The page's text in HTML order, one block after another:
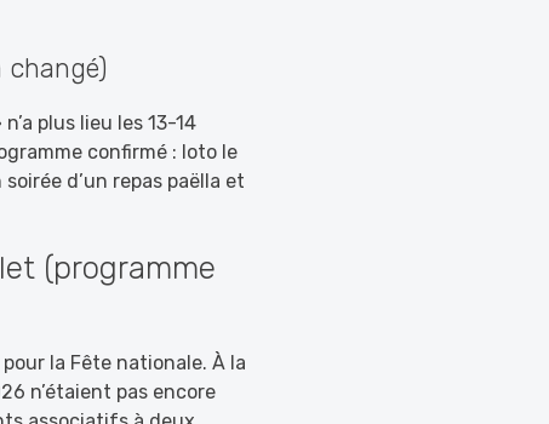
changé)
plus lieu les 13-14
confirmé : loto le
d’un repas paëlla et
(programme
la Fête nationale. À la
n’étaient pas encore